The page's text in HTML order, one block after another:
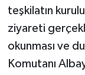
teşkilatın
ziyareti
okunması ve
Komutanı